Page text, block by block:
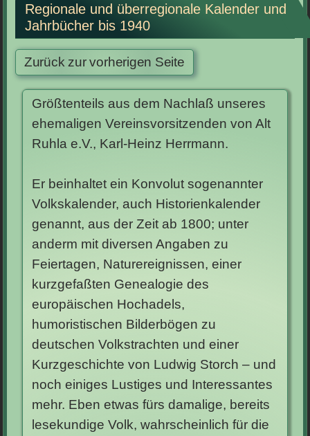
Regionale und überregionale Kalender und
Jahrbücher bis 1940
Größtenteils aus dem Nachlaß unseres
ehemaligen Vereinsvorsitzenden von Alt
Ruhla e.V., Karl-Heinz Herrmann.
Er beinhaltet ein Konvolut sogenannter
Volkskalender, auch Historienkalender
genannt, aus der Zeit ab 1800; unter
anderm mit diversen Angaben zu
Feiertagen, Naturereignissen, einer
kurzgefaßten Genealogie des
europäischen Hochadels,
humoristischen Bilderbögen zu
deutschen Volkstrachten und einer
Kurzgeschichte von Ludwig Storch – und
noch einiges Lustiges und Interessantes
mehr. Eben etwas fürs damalige, bereits
lesekundige Volk, wahrscheinlich für die